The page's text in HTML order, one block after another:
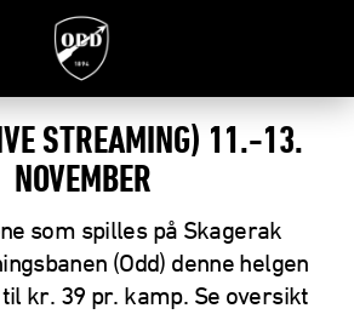
STREAMING) 11.-13.
NOVEMBER
som spilles på Skagerak
(Odd) denne helgen
kr. 39 pr. kamp. Se oversikt